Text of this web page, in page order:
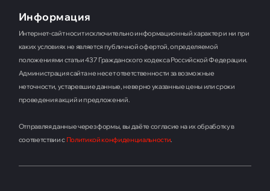
Информация
Интернет-сайт носит исключительно информационный характер и ни при
каких условиях не является публичной офертой, определяемой
положениями статьи 437 Гражданского кодекса Российской Федерации.
Администрация сайта не несет ответственности за возможные
неточности, устаревшие данные, неверно указанные цены или сроки
проведения акций и предложений.
Отправляя данные через формы, вы даёте согласие на их обработку в
соответствии с Политикой конфиденциальности.